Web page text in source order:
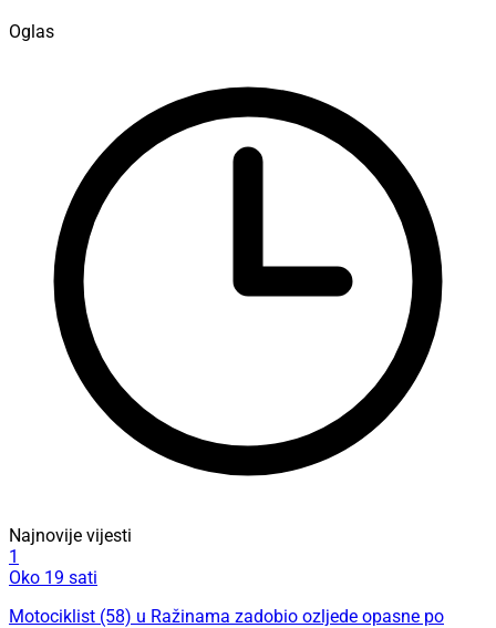
Oglas
Najnovije vijesti
1
Oko 19 sati
Motociklist (58) u Ražinama zadobio ozljede opasne po